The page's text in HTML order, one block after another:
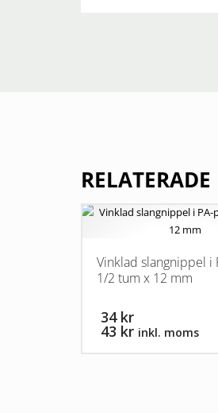
Vinklad slangnippel i
1/2 tum x 12 mm
34 kr
43 kr inkl. moms